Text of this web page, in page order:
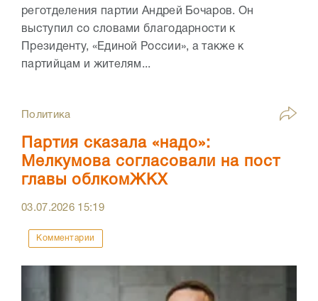
реготделения партии Андрей Бочаров. Он
выступил со словами благодарности к
Президенту, «Единой России», а также к
партийцам и жителям...
Политика
Партия сказала «надо»:
Мелкумова согласовали на пост
главы облкомЖКХ
03.07.2026 15:19
Комментарии